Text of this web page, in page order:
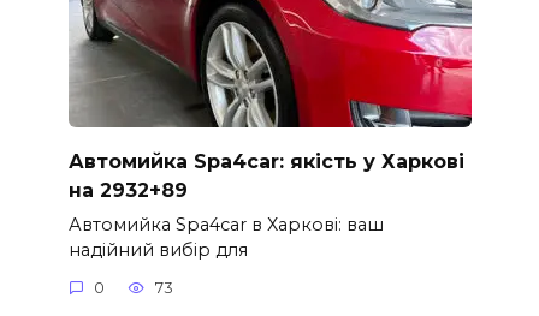
Автомийка Spa4car: якість у Харкові
на 2932+89
Автомийка Spa4car в Харкові: ваш
надійний вибір для
0 73